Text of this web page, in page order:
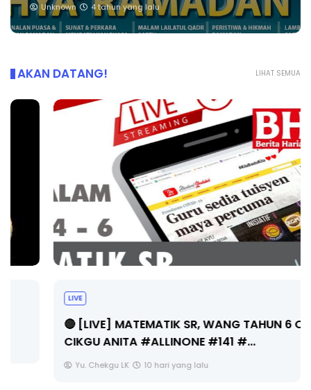
Unknown 4 tahun yang lalu
LIHAT SEMUA
AKAN DATANG!
🔴 [LIVE] MATEMATIK SR, WANG TAHUN 6 OLEH
CIKGU ANITA #ALLINONE #141 #...
Yu. Chekgu LK 10 hari yang lalu